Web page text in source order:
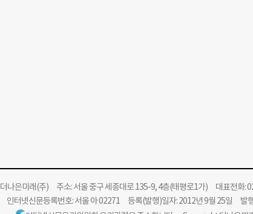
더나은미래(주)주소: 서울 중구 세종대로 135-9, 4층(태평로1가) 대표전화:
인터넷신문등록번호: 서울 아 02271 등록(발행)일자: 2012년 9월 25일 발